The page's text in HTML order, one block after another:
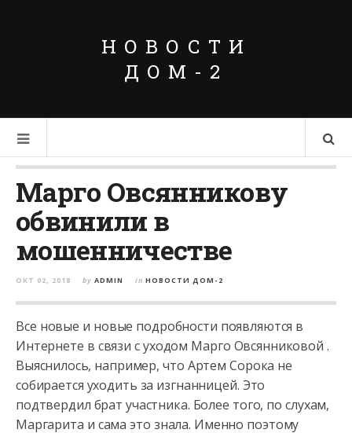
НОВОСТИ
ДОМ-2
Марго Овсянникову
обвинили в
мошенничестве
ОКТ 02, 2018 by ADMIN in НОВОСТИ ДОМ-2
Все новые и новые подробности появляются в
Интернете в связи с уходом Марго Овсянниковой .
Выяснилось, например, что Артем Сорока не
собирается уходить за изгнанницей. Это
подтвердил брат участника. Более того, по слухам,
Маргарита и сама это знала. Именно поэтому